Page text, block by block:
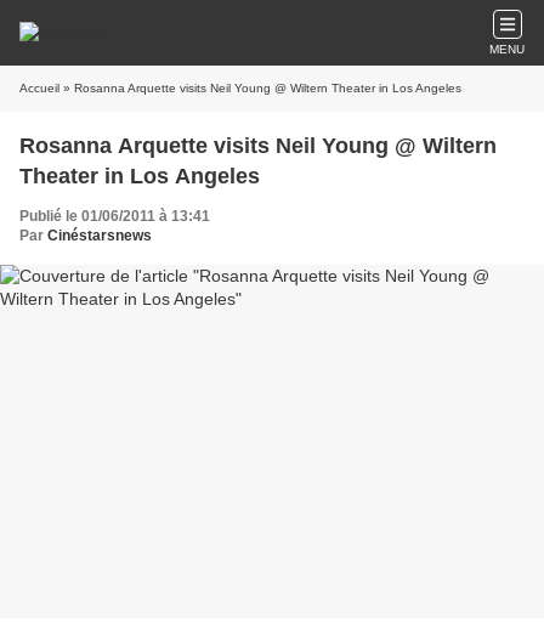
MENU
Accueil » Rosanna Arquette visits Neil Young @ Wiltern Theater in Los Angeles
Rosanna Arquette visits Neil Young @ Wiltern
Theater in Los Angeles
Publié le 01/06/2011 à 13:41
Par Cinéstarsnews